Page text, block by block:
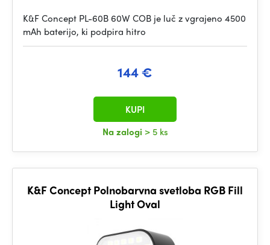
K&F Concept PL-60B 60W COB je luč z vgrajeno 4500
mAh baterijo, ki podpira hitro
144 €
Na zalogi > 5 ks
KUPI
K&F Concept Polnobarvna svetloba RGB Fill
Light Oval